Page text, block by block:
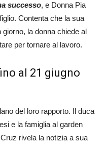
successo, e Donna Pia
Contenta che la sua
la donna chiede al
per tornare al lavoro.
al 21 giugno
del loro rapporto. Il duca
e la famiglia al garden
rivela la notizia a sua